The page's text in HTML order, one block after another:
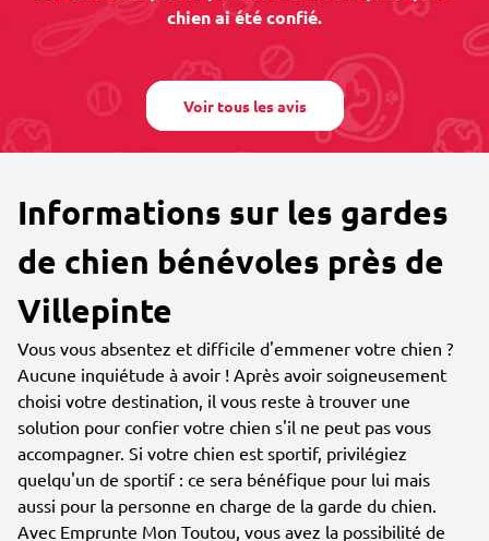
chien ai été confié.
Voir tous les avis
Informations sur les gardes
de chien bénévoles près de
Villepinte
Vous vous absentez et difficile d'emmener votre chien ?
Aucune inquiétude à avoir ! Après avoir soigneusement
choisi votre destination, il vous reste à trouver une
solution pour confier votre chien s'il ne peut pas vous
accompagner. Si votre chien est sportif, privilégiez
quelqu'un de sportif : ce sera bénéfique pour lui mais
aussi pour la personne en charge de la garde du chien.
Avec Emprunte Mon Toutou, vous avez la possibilité de